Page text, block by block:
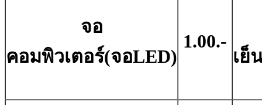
จอ
คอมพิวเตอร์(จอLED)
1.00.-
เย็